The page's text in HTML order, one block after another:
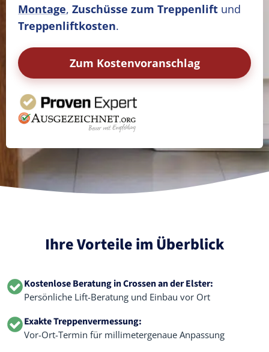
Montage, Zuschüsse zum Treppenlift und
Treppenliftkosten.
Zum Kostenvoranschlag
Ihre Vorteile im Überblick
Kostenlose Beratung in Crossen an der Elster:
Persönliche Lift-Beratung und Einbau vor Ort
Exakte Treppenvermessung:
Vor-Ort-Termin für millimetergenaue Anpassung